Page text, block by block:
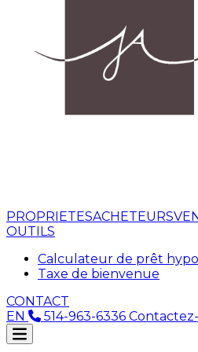
PROPRIETESACHETEURS
OUTILS
Calculateur de prêt
Taxe de bienvenue
CONTACT
EN
514-963-6336